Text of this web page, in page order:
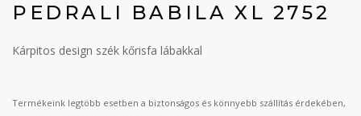
PEDRALI BABILA XL 2752
Kárpitos design szék kőrisfa lábakkal
Termékeink legtöbb esetben a biztonságos és könnyebb szállítás érdekében,